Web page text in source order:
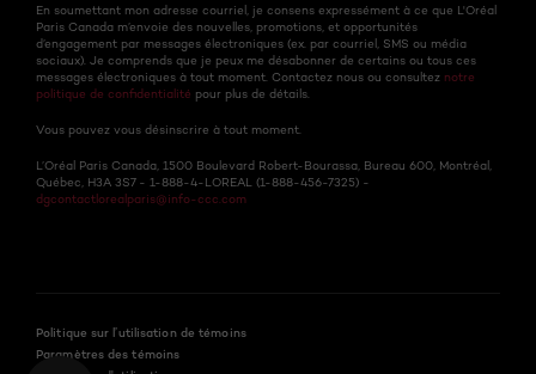
En soumettant mon adresse courriel, je consens expressément à ce que L'Oréal
Paris Canada m’envoie des nouvelles, promotions, et opportunités
d’engagement par messages électroniques (ex. par courriel, SMS ou média
sociaux). Je comprends que je peux me désabonner de certains ou tous ces
messages électroniques à tout moment. Contactez nous ou consultez notre
politique de confidentialité pour plus de détails.
Vous pouvez vous désinscrire à tout moment.
L’Oréal Paris Canada, 1500 Boulevard Robert-Bourassa, Bureau 600, Montréal,
Québec, H3A 3S7 - 1-888-4-LOREAL (1-888-456-7325) -
dgcontactlorealparis@info-ccc.com
Politique sur l’utilisation de témoins
Paramètres des témoins